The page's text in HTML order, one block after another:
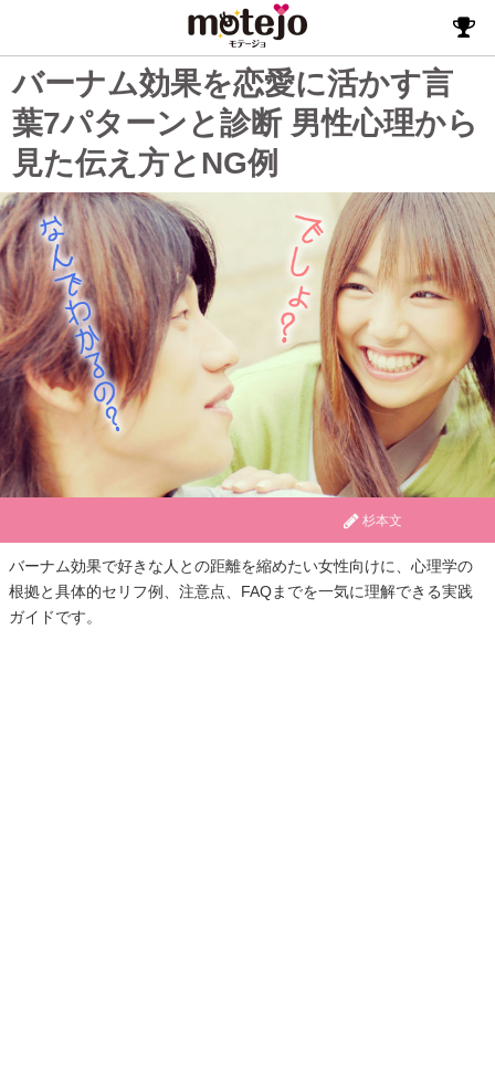
バーナム効果を恋愛に活かす言
葉7パターンと診断 男性心理から
見た伝え方とNG例
杉本文
バーナム効果で好きな人との距離を縮めたい女性向けに、心理学の
根拠と具体的セリフ例、注意点、FAQまでを一気に理解できる実践
ガイドです。